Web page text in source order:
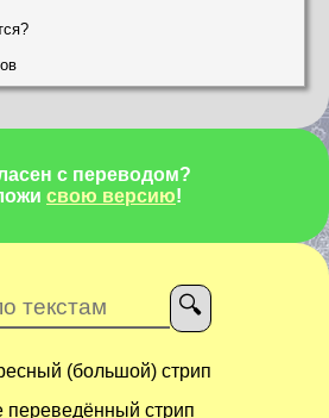
с переводом?
свою версию!
(большой) стрип
переведённый стрип